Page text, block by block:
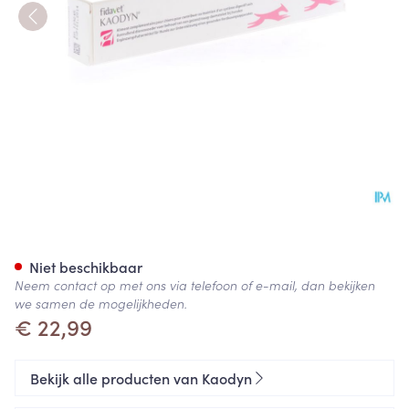
€ 22,99
Niet beschikbaar
Neem contact op met ons via telefoon of e-mail, dan bekijken
we samen de mogelijkheden.
Bekijk alle producten van Kaodyn